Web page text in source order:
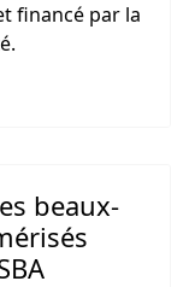
financé par la
beaux-